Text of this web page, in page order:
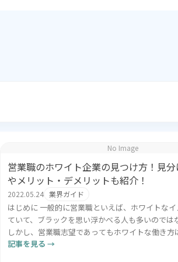
No Image
営業職のホワイト企業の見つけ方！見
やメリット・デメリットも紹介！
2022.05.24 業界ガイド
はじめに 一般的に営業職といえば、ホワイトな
ていて、ブラックを思い浮かべる人も多いのでは
しかし、営業職志望であってもホワイトな働き方
イトの定義は、人それぞれいろいろあるかと思わ
記事を見る →